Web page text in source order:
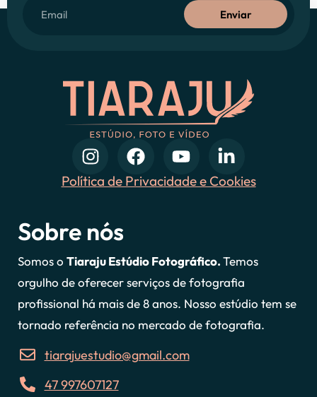
Enviar
Política de Privacidade e Cookies
Sobre nós
Somos o Tiaraju Estúdio Fotográfico.Temos
orgulho de oferecer serviços de fotografia
profissional há mais de 8 anos. Nosso estúdio tem se
tornado referência no mercado de fotografia.
tiarajuestudio@gmail.com
47 997607127